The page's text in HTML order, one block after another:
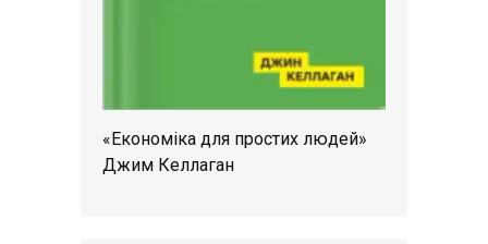
«Економіка для простих людей»
Джим Келлаган